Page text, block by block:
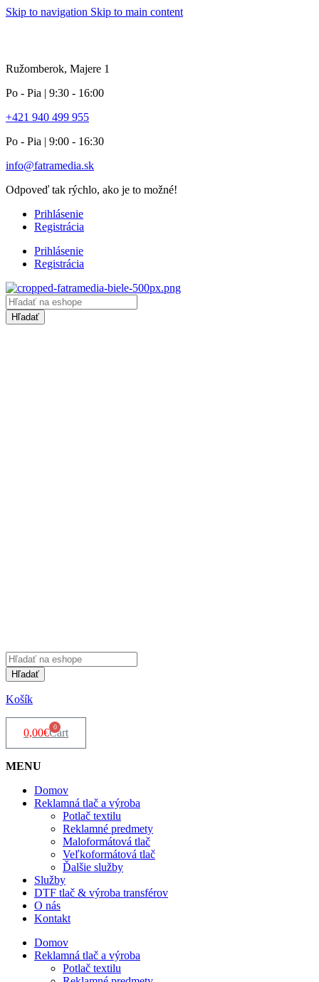
Skip to navigation Skip to main content
Ružomberok, Majere 1
Po - Pia | 9:30 - 16:00
+421 940 499 955
Po - Pia | 9:00 - 16:30
info@fatramedia.sk
Odpoveď tak rýchlo, ako je to možné!
Prihlásenie
Registrácia
Prihlásenie
Registrácia
Products
search
Hľadať
Products
search
Hľadať
Košík
0,00€ 0
Cart
MENU
Domov
Reklamná tlač a výroba
Potlač textilu
Reklamné predmety
Maloformátová tlač
Veľkoformátová tlač
Ďalšie služby
Služby
DTF tlač & výroba transférov
O nás
Kontakt
Domov
Reklamná tlač a výroba
Potlač textilu